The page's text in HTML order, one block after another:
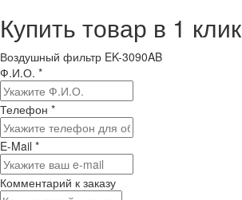
Купить товар в 1 клик
Воздушный фильтр EK-3090AB
Ф.И.О. *
Телефон *
E-Mail *
Комментарий к заказу